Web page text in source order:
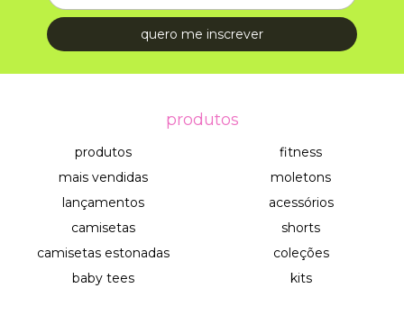
produtos
produtos
mais vendidas
lançamentos
camisetas
camisetas estonadas
baby tees
fitness
moletons
acessórios
shorts
coleções
kits